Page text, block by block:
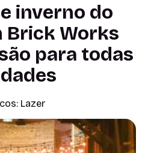
inverno do
Brick Works
para todas
Lazer